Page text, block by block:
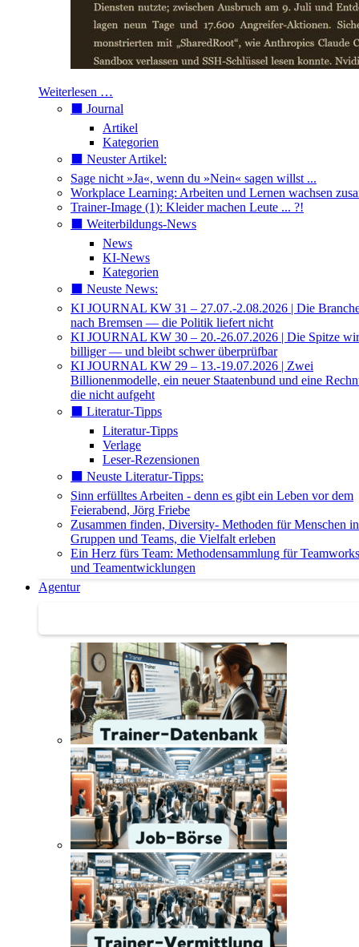
Weiterlesen …
⬛️ Journal
Artikel
Kategorien
⬛️ Neuster Artikel:
Sage nicht »Ja«, wenn du »Nein« sagen willst ...
Workplace Learning: Arbeiten und Lernen wachsen
Trainer-Image (1): Kleider machen Leute ... ?!
⬛️ Weiterbildungs-News
News
KI-News
Kategorien
⬛️ Neuste News:
KI JOURNAL KW 31 – 27.07.-2.08.2026 | Die
nach Bremsen — die Politik liefert nicht
KI JOURNAL KW 30 – 20.-26.07.2026 | Die Spitze
billiger — und bleibt schwer überprüfbar
KI JOURNAL KW 29 – 13.-19.07.2026 | Zwei
Billionenmodelle, ein neuer Staatenbund und eine
die nicht aufgeht
⬛️ Literatur-Tipps
Literatur-Tipps
Verlage
Leser-Rezensionen
⬛️ Neuste Literatur-Tipps:
Sinn erfülltes Arbeiten - denn es gibt ein Leben vor dem
Feierabend, Jörg Friebe
Zusammen finden, Diversity- Methoden für Menschen in
Gruppen und Teams, die Vielfalt erleben
Ein Herz fürs Team: Methodensammlung für
und Teamentwicklungen
Agentur